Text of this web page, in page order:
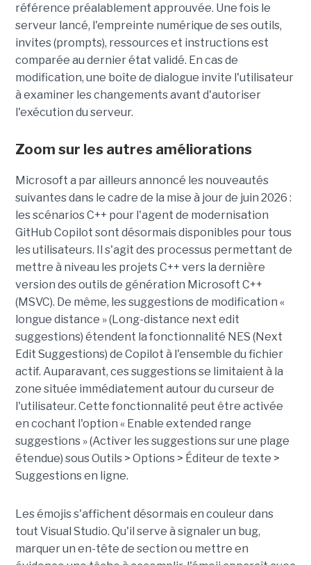
référence préalablement approuvée. Une fois le
serveur lancé, l'empreinte numérique de ses outils,
invites (prompts), ressources et instructions est
comparée au dernier état validé. En cas de
modification, une boîte de dialogue invite l'utilisateur
à examiner les changements avant d'autoriser
l'exécution du serveur.
Zoom sur les autres améliorations
Microsoft a par ailleurs annoncé les nouveautés
suivantes dans le cadre de la mise à jour de juin 2026 :
les scénarios C++ pour l'agent de modernisation
GitHub Copilot sont désormais disponibles pour tous
les utilisateurs. Il s'agit des processus permettant de
mettre à niveau les projets C++ vers la dernière
version des outils de génération Microsoft C++
(MSVC). De même, les suggestions de modification «
longue distance » (Long-distance next edit
suggestions) étendent la fonctionnalité NES (Next
Edit Suggestions) de Copilot à l'ensemble du fichier
actif. Auparavant, ces suggestions se limitaient à la
zone située immédiatement autour du curseur de
l'utilisateur. Cette fonctionnalité peut être activée
en cochant l'option « Enable extended range
suggestions » (Activer les suggestions sur une plage
étendue) sous Outils > Options > Éditeur de texte >
Suggestions en ligne.
Les émojis s'affichent désormais en couleur dans
tout Visual Studio. Qu'il serve à signaler un bug,
marquer un en-tête de section ou mettre en